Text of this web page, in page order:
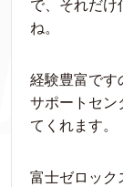
で、それだけ
ね。
経験豊富です
サポートセン
てくれます。
富士ゼロック